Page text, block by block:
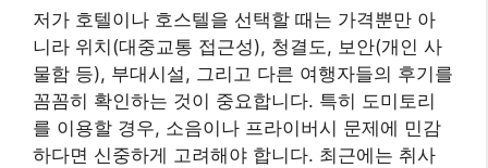
저가 호텔이나 호스텔을 선택할 때는 가격뿐만 아
니라 위치(대중교통 접근성), 청결도, 보안(개인 사
물함 등), 부대시설, 그리고 다른 여행자들의 후기를
꼼꼼히 확인하는 것이 중요합니다. 특히 도미토리
를 이용할 경우, 소음이나 프라이버시 문제에 민감
하다면 신중하게 고려해야 합니다. 최근에는 취사